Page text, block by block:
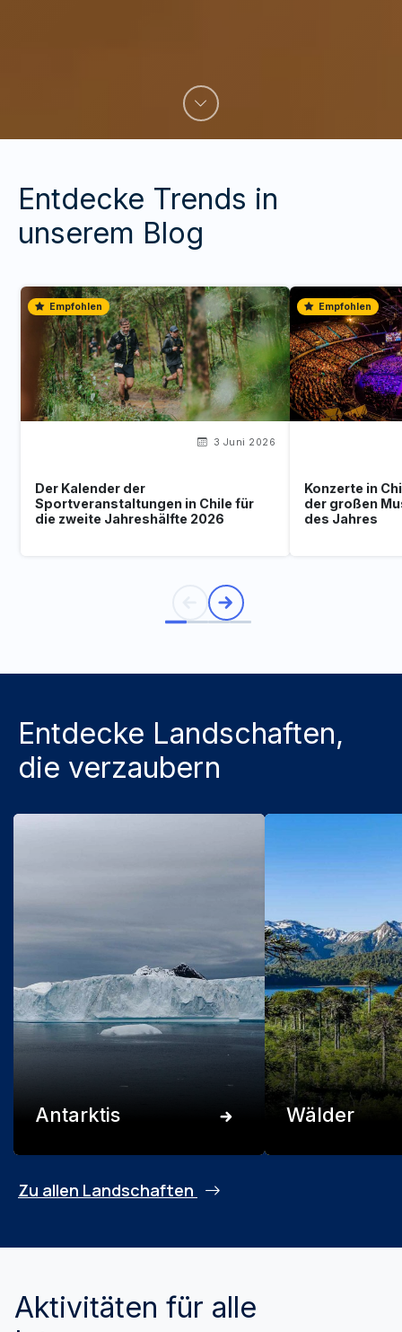
Entdecke Trends in
unserem Blog
Empfohlen
3 Juni 2026
Der Kalender der
Sportveranstaltungen in Chile für
die zweite Jahreshälfte 2026
Empfohlen
Konzerte in
der großen
des Jahres
Entdecke Landschaften,
die verzaubern
Antarktis Wälder
Zu allen Landschaften
Aktivitäten für alle